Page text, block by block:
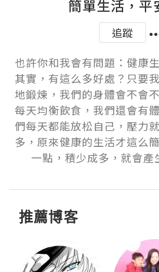
簡單生活，平
追蹤
也許你和我會有問題：健康
其實，有這么多好處？只要
地鍛煉，我們的身體會不會
每天均衡飲食，我們還會有
們每天都能放松自己，壓力
多，原來健康的生活才這么
一點，積少成多，就會產
推薦博客